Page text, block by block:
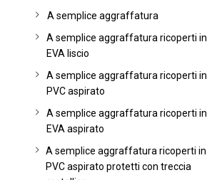
A semplice aggraffatura
A semplice aggraffatura ricoperti in
EVA liscio
A semplice aggraffatura ricoperti in
PVC aspirato
A semplice aggraffatura ricoperti in
EVA aspirato
A semplice aggraffatura ricoperti in
PVC aspirato protetti con treccia